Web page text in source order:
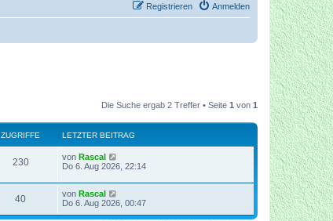
Anmelden
Registrieren
Die Suche ergab 2 Treffer • Seite 1 von 1
ZUGRIFFE LETZTER BEITRAG
230 von Rascal
Do 6. Aug 2026, 22:14
40 von Rascal
Do 6. Aug 2026, 00:47